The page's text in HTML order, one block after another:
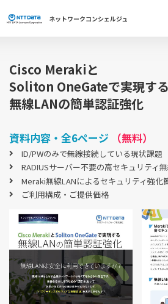
ネットワークコンシェルジュ
Cisco Merakiと
Soliton OneGateで実現する
無線LANの簡単認証強化
資料内容・全6ページ （無料）
ID/PWのみで無線接続している現状課題
RADIUSサーバー不要の高セキュリティ
Meraki無線LANによるセキュリティ強化
ご利用構成・ご提供価格